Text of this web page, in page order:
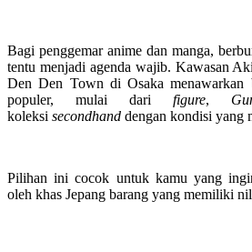
Bagi penggemar anime dan manga,
tentu menjadi agenda wajib. Kawasan
Den Den Town di Osaka menawarkan
populer, mulai dari figure,
koleksi secondhand dengan kondisi yang
Pilihan ini cocok untuk kamu yang
oleh khas Jepang barang yang memiliki